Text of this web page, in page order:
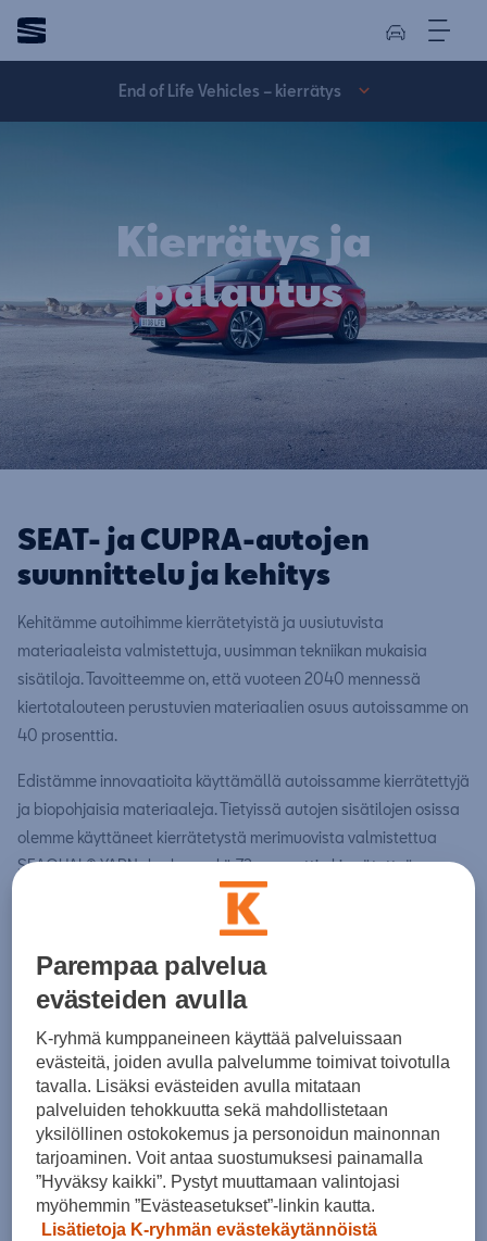
End of Life Vehicles – kierrätys
Kierrätys ja
palautus
SEAT- ja CUPRA-autojen
suunnittelu ja kehitys
Kehitämme autoihimme kierrätetyistä ja uusiutuvista
materiaaleista valmistettuja, uusimman tekniikan mukaisia
sisätiloja. Tavoitteemme on, että vuoteen 2040 mennessä
kiertotalouteen perustuvien materiaalien osuus autoissamme on
40 prosenttia.
Edistämme innovaatioita käyttämällä autoissamme kierrätettyjä
ja biopohjaisia materiaaleja. Tietyissä autojen sisätilojen osissa
olemme käyttäneet kierrätetystä merimuovista valmistettua
SEAQUAL® YARN -lankaa sekä 73 prosenttia kierrätettyä
polyesteria sisältävää, vesipohjaisella prosessilla valmistettua
Dinamica®-mikrokuitua. Olemme ottaneet käyttöön myös
tiettyjen automalliemme CUP-kuppi-istuimissa.
kierrätykseen kohdistuvissa tutkimusprojekteissa, joita ovat
esimerkiksi RELOAD (jossa edistetään tekniikoita arvokkaiden
materiaalien talteenottoon sähköautojen arvoketjussa), ECLIPSE
(jossa tutkitaan uusia teknologiareittejä
polymeerikompleksijätteen kierrättämiseen ja talteenottoon
romuautoista) ja TREASURE (jossa arvioidaan erilaisia
kiertotalouden skenaarioita autoalalla).
Parempaa palvelua
evästeiden avulla
K-ryhmä kumppaneineen käyttää palveluissaan
evästeitä, joiden avulla palvelumme toimivat toivotulla
tavalla. Lisäksi evästeiden avulla mitataan
palveluiden tehokkuutta sekä mahdollistetaan
yksilöllinen ostokokemus ja personoidun mainonnan
tarjoaminen. Voit antaa suostumuksesi painamalla
”Hyväksy kaikki”. Pystyt muuttamaan valintojasi
myöhemmin ”Evästeasetukset”-linkin kautta.
Lisätietoja K-ryhmän evästekäytännöistä